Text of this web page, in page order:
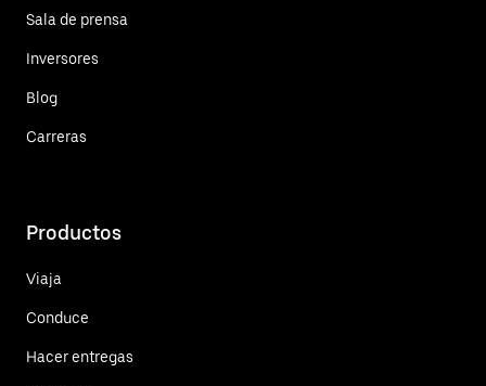
Sala de prensa
Inversores
Blog
Carreras
Productos
Viaja
Conduce
Hacer entregas